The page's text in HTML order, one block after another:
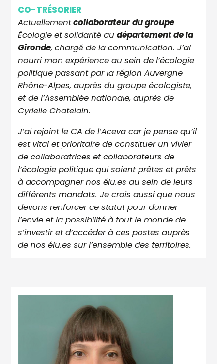
CO-TRÉSORIER
Actuellementcollaborateur du groupe
Écologie et solidarité audépartement de la
Gironde, chargé de la communication. J’ai
nourri mon expérience au sein de l’écologie
politique passant par la région Auvergne
Rhône-Alpes, auprès du groupe écologiste,
et de l’Assemblée nationale, auprès de
Cyrielle Chatelain.
J’ai rejoint le CA de l’Aceva car je pense qu’il
est vital et prioritaire de constituer un vivier
de collaboratrices et collaborateurs de
l’écologie politique qui soient prêtes et prêts
à accompagner nos élu.es au sein de leurs
différents mandats. Je crois aussi que nous
devons renforcer ce statut pour donner
l’envie et la possibilité à tout le monde de
s’investir et d’accéder à ces postes auprès
de nos élu.es sur l’ensemble des territoires.